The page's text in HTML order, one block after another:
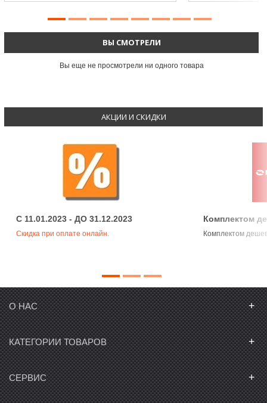
ВЫ СМОТРЕЛИ
Вы еще не просмотрели ни одного товара
АКЦИИ И СКИДКИ
C 11.01.2023 - ДО 31.12.2023
Скидка при оплате онлайн.
Комплектом
Комплектом
О НАС +
КАТЕГОРИИ ТОВАРОВ +
СЕРВИС +